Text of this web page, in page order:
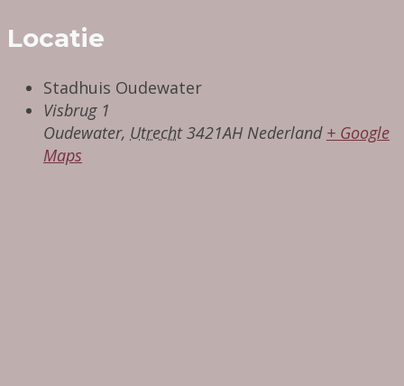
Locatie
Stadhuis Oudewater
Visbrug 1
Oudewater, Utrecht 3421AH Nederland + Google
Maps